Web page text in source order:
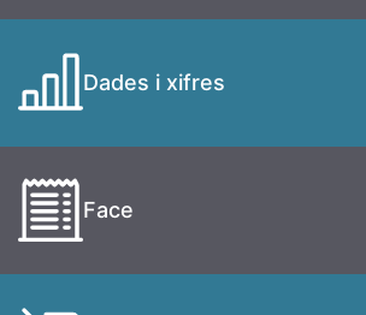
Dades i xifres
Face